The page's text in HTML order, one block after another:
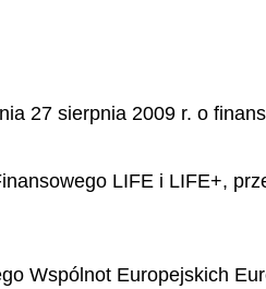
27 sierpnia 2009 r. o
LIFE i LIFE+,
Wspólnot Europejskich